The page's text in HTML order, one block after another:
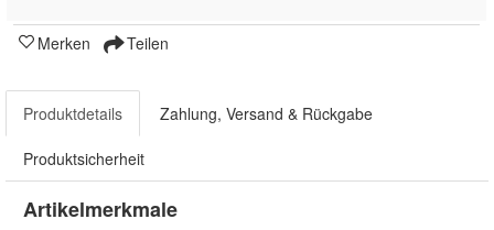
Merken Teilen
Produktdetails Zahlung, Versand & Rückgabe
Produktsicherheit
Artikelmerkmale